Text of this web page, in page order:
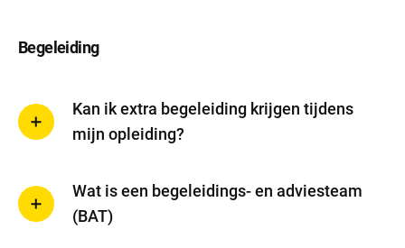
Begeleiding
Kan ik extra begeleiding krijgen tijdens
mijn opleiding?
Wat is een begeleidings- en adviesteam
(BAT)